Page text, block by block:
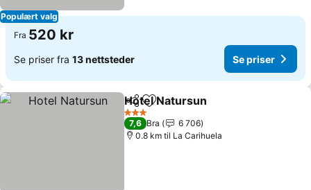
Populært valg
Fra 520 kr
Se priser fra 13 nettsteder Se priser
Del Legg til i favoritter
Hotel Natursun
3 Stjerner
7,6 Bra
6 706
0.8 km til La Carihuela